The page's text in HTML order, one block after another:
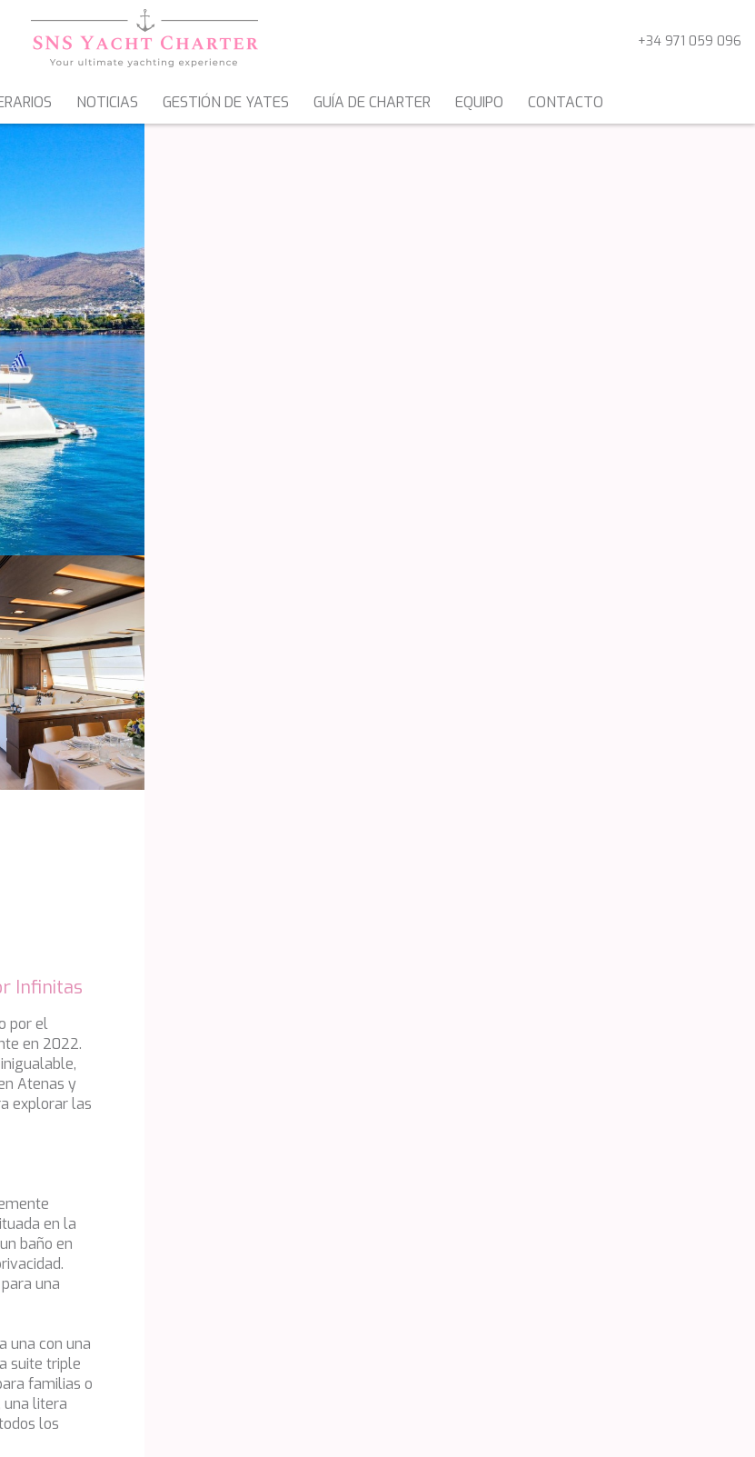
+34 971 059 096
VELEROS GOLETAS & MOTOVELEROS CATAMARANES
NOTICIAS GESTIÓN DE YATES GUÍA DE CHARTER EQUIPO CONTACTO
Infinitas
por el
en 2022.
Atenas y
explorar las
en la
baño en
una
una con una
suite triple
familias o
una litera
los
Cookies propias para recopilar información con la finalidad de
Si continua navegando, supone la aceptación de la
El usuario tiene la posibilidad de configurar su navegador
impedir que sean instaladas en su disco duro, aunque
que dicha acción podrá ocasionar dificultades de navegación
de la web para la elaboración de perfiles de navegación de
fin de introducir mejoras en función del análisis de los datos de uso
para almacenar información sobre las preferencias y
del usuario a través de la observación continuada de sus
Gracias a ellas, podemos conocer los hábitos de navegación
publicidad relacionada con el perfil de navegación del
configuración